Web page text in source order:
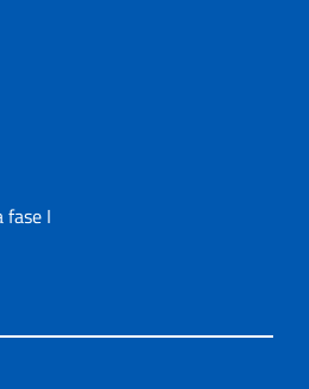
fase I